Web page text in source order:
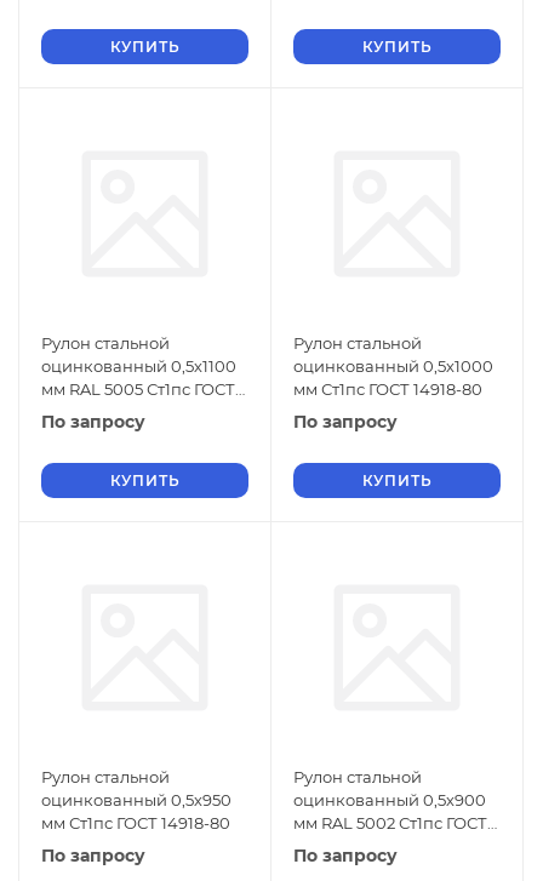
КУПИТЬ КУПИТЬ
Рулон стальной
оцинкованный 0,5х1100
мм RAL 5005 Ст1пс ГОСТ
14918-80
По запросу
КУПИТЬ
Рулон стальной
оцинкованный 0,5х1000
мм Ст1пс ГОСТ 14918-80
По запросу
КУПИТЬ
Рулон стальной
оцинкованный 0,5х950
мм Ст1пс ГОСТ 14918-80
По запросу
Рулон стальной
оцинкованный 0,5х900
мм RAL 5002 Ст1пс ГОСТ
14918-80
По запросу